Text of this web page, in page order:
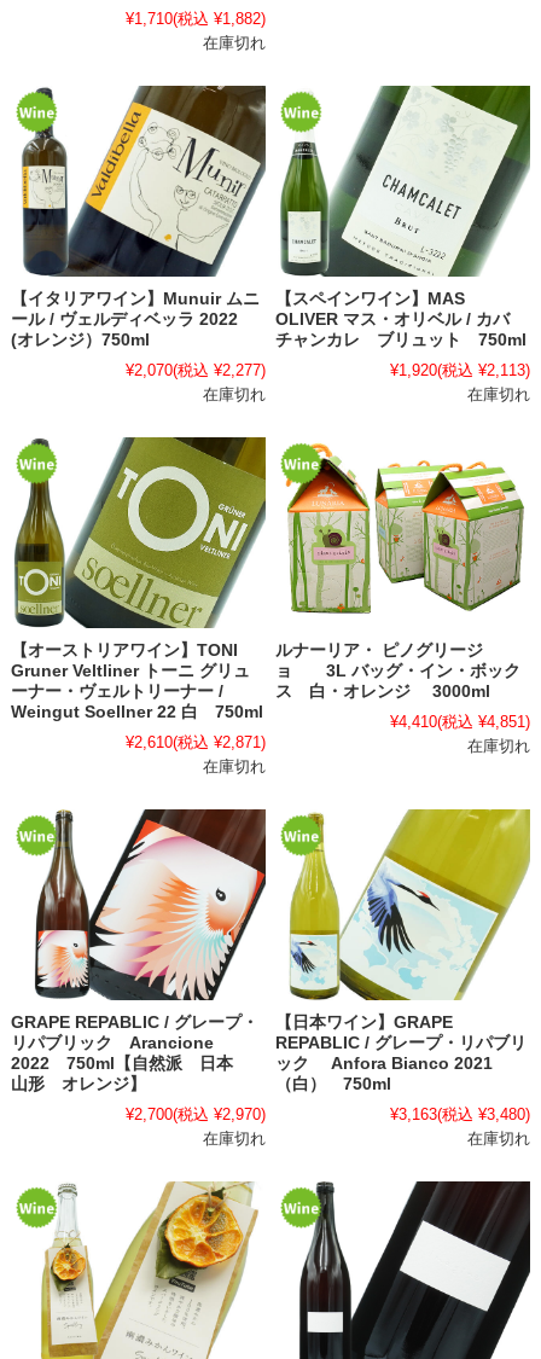
¥1,710(税込 ¥1,882)
在庫切れ
【イタリアワイン】Munuir ムニ
ール / ヴェルディベッラ 2022
(オレンジ）750ml
¥2,070(税込 ¥2,277)
在庫切れ
【スペインワイン】MAS
OLIVER マス・オリベル / カバ
チャンカレ ブリュット 750ml
¥1,920(税込 ¥2,113)
在庫切れ
【オーストリアワイン】TONI
Gruner Veltliner トーニ グリュ
ーナー・ヴェルトリーナー /
Weingut Soellner 22 白 750ml
¥2,610(税込 ¥2,871)
在庫切れ
ルナーリア・ ピノグリージ
ョ 3L バッグ・イン・ボック
ス 白・オレンジ 3000ml
¥4,410(税込 ¥4,851)
在庫切れ
GRAPE REPABLIC / グレープ・
リパブリック Arancione
2022 750ml【自然派 日本
山形 オレンジ】
¥2,700(税込 ¥2,970)
在庫切れ
【日本ワイン】GRAPE
REPABLIC / グレープ・リパブリ
ック Anfora Bianco 2021
（白） 750ml
¥3,163(税込 ¥3,480)
在庫切れ